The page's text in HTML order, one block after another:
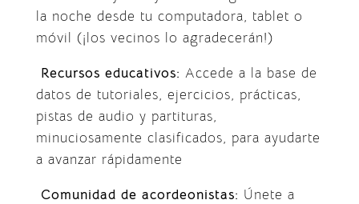
la noche desde tu computadora, tablet o
móvil (¡los vecinos lo agradecerán!)
Recursos educativos: Accede a la base de
datos de tutoriales, ejercicios, prácticas,
pistas de audio y partituras,
minuciosamente clasificados, para ayudarte
a avanzar rápidamente
Comunidad de acordeonistas: Únete a